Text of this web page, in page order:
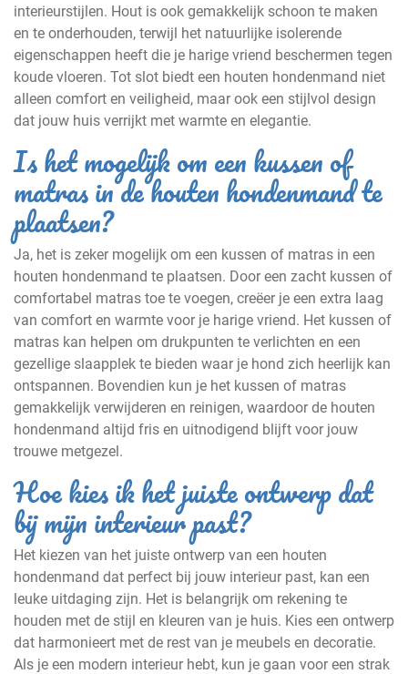
interieurstijlen. Hout is ook gemakkelijk schoon te maken
en te onderhouden, terwijl het natuurlijke isolerende
eigenschappen heeft die je harige vriend beschermen tegen
koude vloeren. Tot slot biedt een houten hondenmand niet
alleen comfort en veiligheid, maar ook een stijlvol design
dat jouw huis verrijkt met warmte en elegantie.
Is het mogelijk om een kussen of
matras in de houten hondenmand te
plaatsen?
Ja, het is zeker mogelijk om een kussen of matras in een
houten hondenmand te plaatsen. Door een zacht kussen of
comfortabel matras toe te voegen, creëer je een extra laag
van comfort en warmte voor je harige vriend. Het kussen of
matras kan helpen om drukpunten te verlichten en een
gezellige slaapplek te bieden waar je hond zich heerlijk kan
ontspannen. Bovendien kun je het kussen of matras
gemakkelijk verwijderen en reinigen, waardoor de houten
hondenmand altijd fris en uitnodigend blijft voor jouw
trouwe metgezel.
Hoe kies ik het juiste ontwerp dat
bij mijn interieur past?
Het kiezen van het juiste ontwerp van een houten
hondenmand dat perfect bij jouw interieur past, kan een
leuke uitdaging zijn. Het is belangrijk om rekening te
houden met de stijl en kleuren van je huis. Kies een ontwerp
dat harmonieert met de rest van je meubels en decoratie.
Als je een modern interieur hebt, kun je gaan voor een strak